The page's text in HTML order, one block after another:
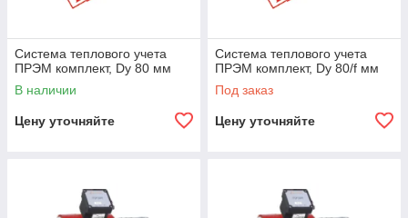
Система теплового учета
ПРЭМ комплект, Dy 80 мм
В наличии
Цену уточняйте
Система теплового учета
ПРЭМ комплект, Dy 80/f мм
Под заказ
Цену уточняйте